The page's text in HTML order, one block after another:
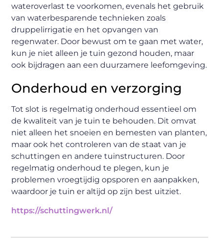
wateroverlast te voorkomen, evenals het gebruik
van waterbesparende technieken zoals
druppelirrigatie en het opvangen van
regenwater. Door bewust om te gaan met water,
kun je niet alleen je tuin gezond houden, maar
ook bijdragen aan een duurzamere leefomgeving.
Onderhoud en verzorging
Tot slot is regelmatig onderhoud essentieel om
de kwaliteit van je tuin te behouden. Dit omvat
niet alleen het snoeien en bemesten van planten,
maar ook het controleren van de staat van je
schuttingen en andere tuinstructuren. Door
regelmatig onderhoud te plegen, kun je
problemen vroegtijdig opsporen en aanpakken,
waardoor je tuin er altijd op zijn best uitziet.
https://schuttingwerk.nl/